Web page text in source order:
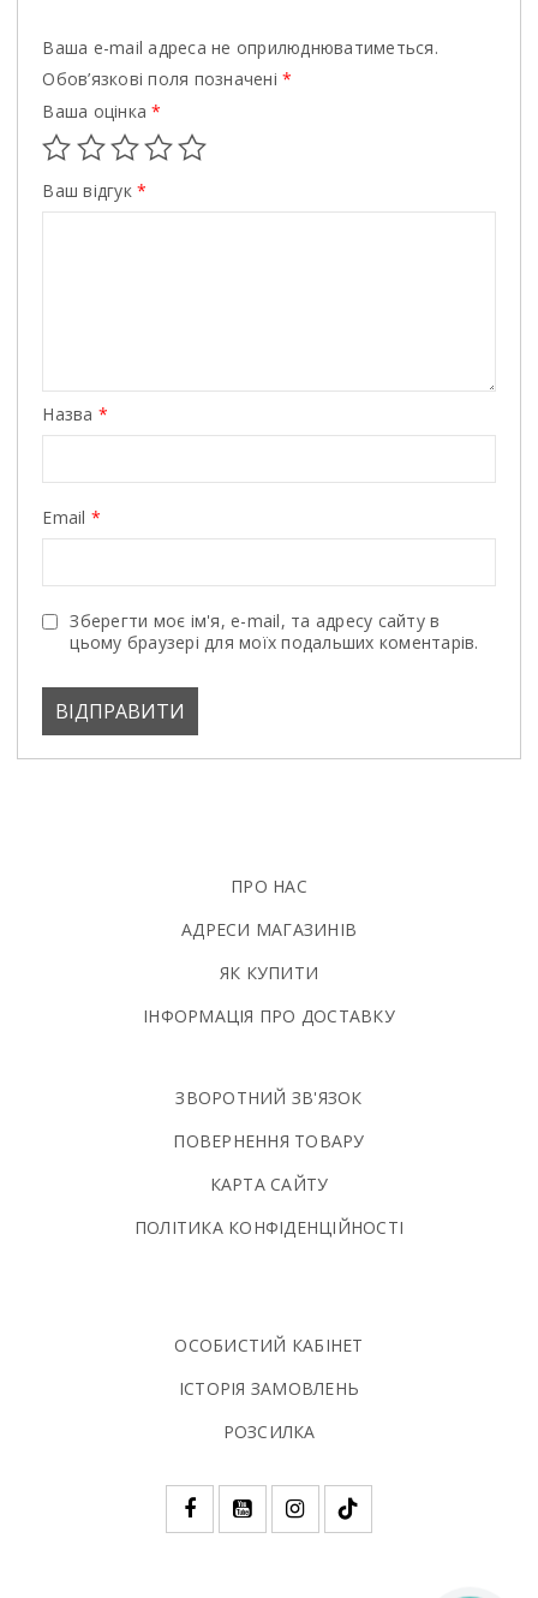
Ваша e-mail адреса не оприлюднюватиметься.
Обов’язкові поля позначені*
Ваша оцінка*
Ваш відгук*
Назва *
Email *
Зберегти моє ім'я, e-mail, та адресу сайту в
цьому браузері для моїх подальших коментарів.
ПРО НАС
АДРЕСИ МАГАЗИНІВ
ЯК КУПИТИ
ІНФОРМАЦІЯ ПРО ДОСТАВКУ
ЗВОРОТНИЙ ЗВ'ЯЗОК
ПОВЕРНЕННЯ ТОВАРУ
КАРТА САЙТУ
ПОЛIТИКА КОНФIДЕНЦIЙНОСТI
ОСОБИСТИЙ КАБІНЕТ
ІСТОРІЯ ЗАМОВЛЕНЬ
РОЗСИЛКА